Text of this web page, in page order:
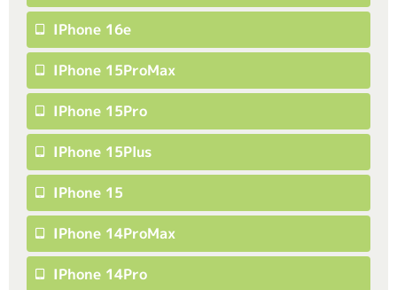
IPhone 16e
IPhone 15ProMax
IPhone 15Pro
IPhone 15Plus
IPhone 15
IPhone 14ProMax
IPhone 14Pro